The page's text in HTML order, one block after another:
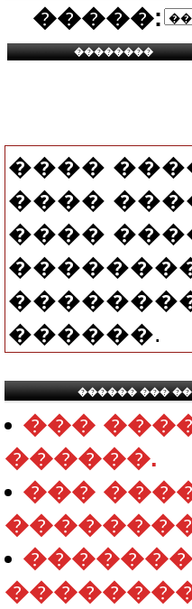
�����:
����
����
����
������.
������ ���
���
������.
���